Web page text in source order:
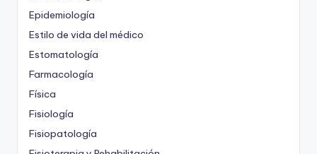
Epidemiología
Estilo de vida del médico
Estomatología
Farmacología
Física
Fisiología
Fisiopatología